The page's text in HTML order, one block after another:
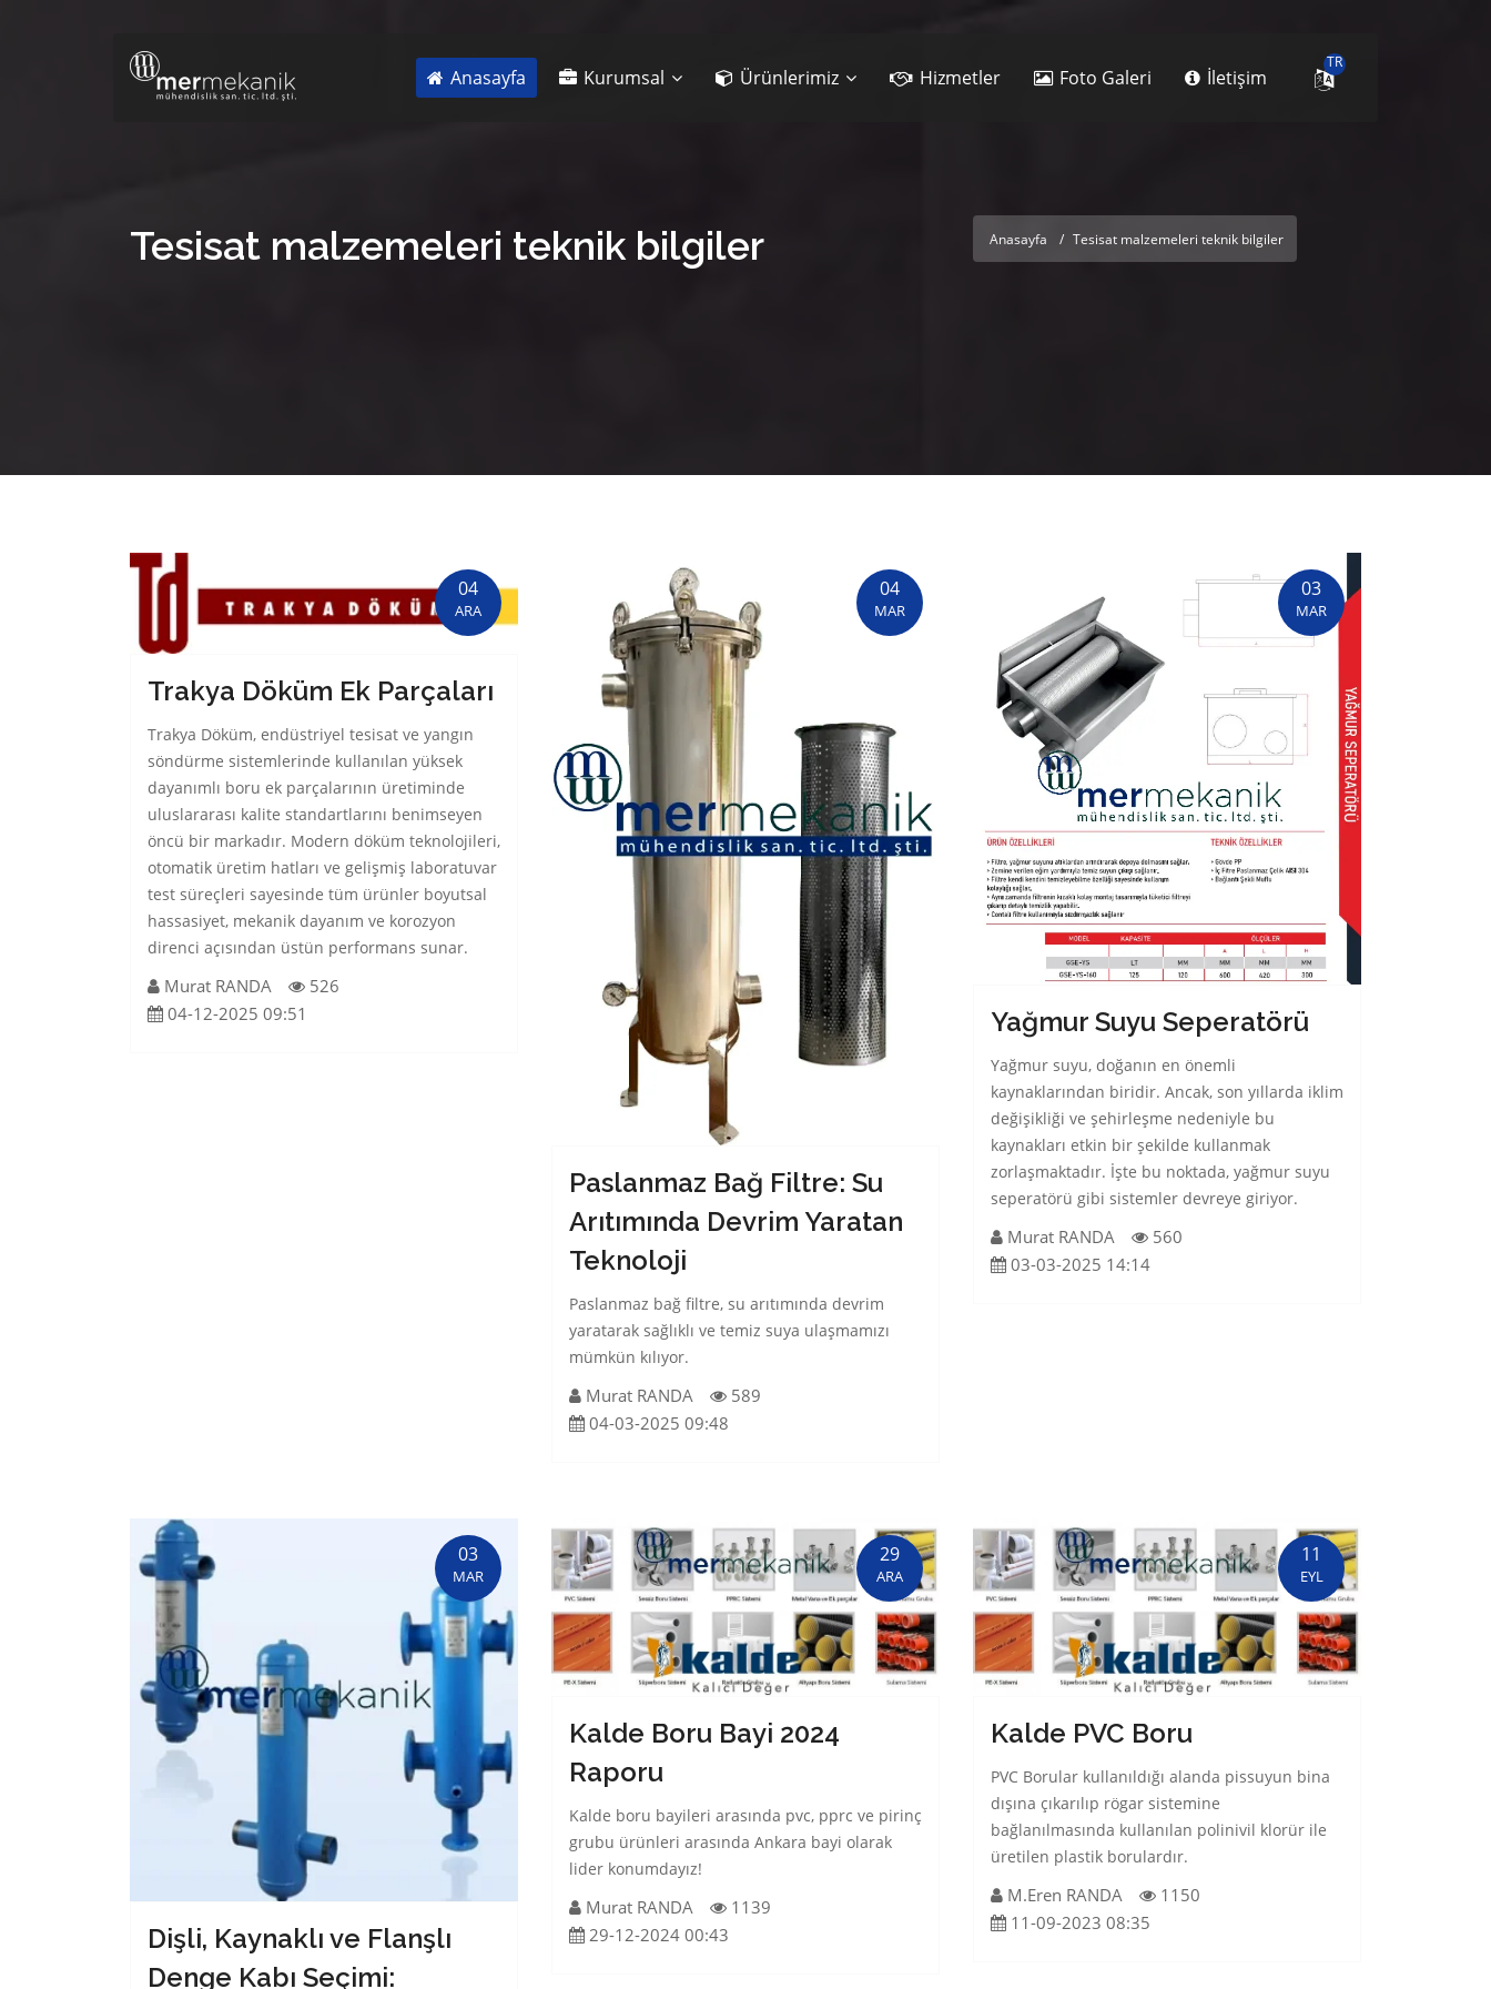
Anasayfa Kurumsal Ürünlerimiz Hizmetler Foto Galeri İletişim
TR
Tesisat malzemeleri teknik bilgiler Anasayfa Tesisat malzemeleri teknik bilgiler
04
ARA
Trakya Döküm Ek Parçaları
Trakya Döküm, endüstriyel tesisat ve yangın
söndürme sistemlerinde kullanılan yüksek
dayanımlı boru ek parçalarının üretiminde
uluslararası kalite standartlarını benimseyen
öncü bir markadır. Modern döküm teknolojileri,
otomatik üretim hatları ve gelişmiş laboratuvar
test süreçleri sayesinde tüm ürünler boyutsal
hassasiyet, mekanik dayanım ve korozyon
direnci açısından üstün performans sunar.
Murat RANDA
526
04-12-2025 09:51
04
MAR
Paslanmaz Bağ Filtre: Su
Arıtımında Devrim Yaratan
Teknoloji
Paslanmaz bağ filtre, su arıtımında devrim
yaratarak sağlıklı ve temiz suya ulaşmamızı
mümkün kılıyor.
Murat RANDA
589
04-03-2025 09:48
03
MAR
Yağmur Suyu Seperatörü
Yağmur suyu, doğanın en önemli
kaynaklarından biridir. Ancak, son yıllarda iklim
değişikliği ve şehirleşme nedeniyle bu
kaynakları etkin bir şekilde kullanmak
zorlaşmaktadır. İşte bu noktada, yağmur suyu
seperatörü gibi sistemler devreye giriyor.
Murat RANDA
560
03-03-2025 14:14
03
MAR
Dişli, Kaynaklı ve Flanşlı
Denge Kabı Seçimi:
29
ARA
Kalde Boru Bayi 2024
Raporu
Kalde boru bayileri arasında pvc, pprc ve pirinç
grubu ürünleri arasında Ankara bayi olarak
lider konumdayız!
Murat RANDA
1139
29-12-2024 00:43
11
EYL
Kalde PVC Boru
PVC Borular kullanıldığı alanda pissuyun bina
dışına çıkarılıp rögar sistemine
bağlanılmasında kullanılan polinivil klorür ile
üretilen plastik borulardır.
M.Eren RANDA
1150
11-09-2023 08:35